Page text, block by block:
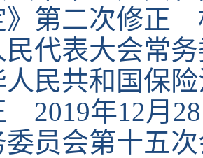
》第二次修正
民代表大会常
人民共和国保
2019年12月
委员会第十五